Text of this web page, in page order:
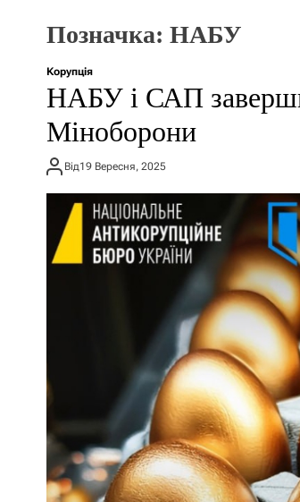
Позначка: НАБУ
Корупція
НАБУ і САП
Міноборони
Від19 Вересня, 2025